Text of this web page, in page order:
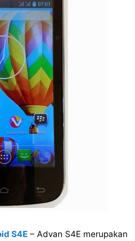
S4E– Advan S4E merupakan